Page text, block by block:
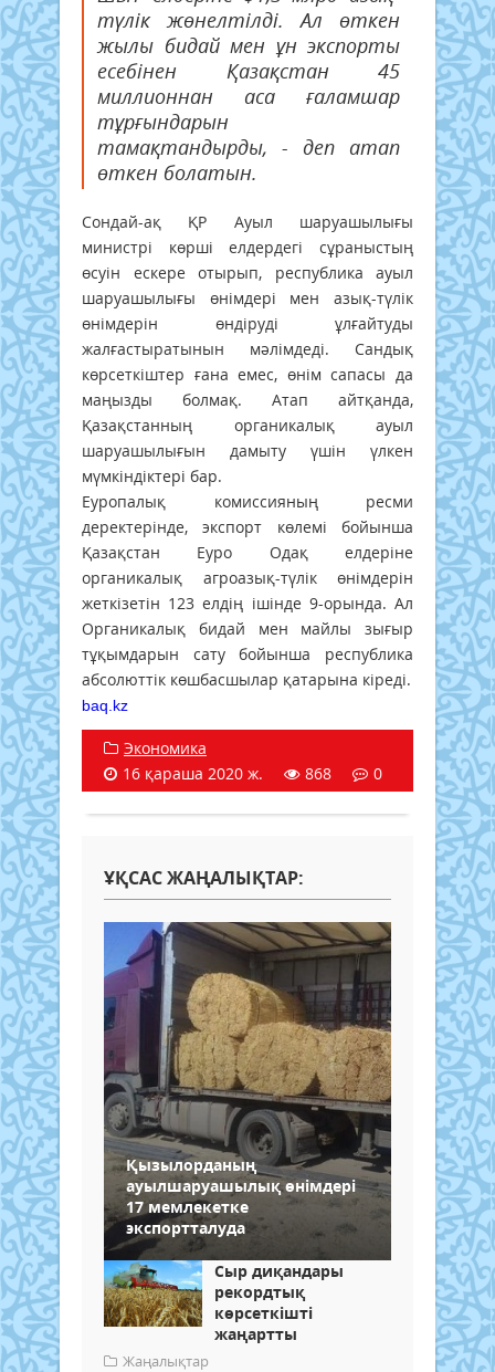
түлік жөнелтілді. Ал өткен
жылы бидай мен ұн экспорты
есебінен Қазақстан 45
миллионнан аса ғаламшар
тұрғындарын
тамақтандырды, - деп атап
өткен болатын.
Сондай-ақ ҚР Ауыл шаруашылығы
министрі көрші елдердегі сұраныстың
өсуін ескере отырып, республика ауыл
шаруашылығы өнімдері мен азық-түлік
өнімдерін өндіруді ұлғайтуды
жалғастыратынын мәлімдеді. Сандық
көрсеткіштер ғана емес, өнім сапасы да
маңызды болмақ. Атап айтқанда,
Қазақстанның органикалық ауыл
шаруашылығын дамыту үшін үлкен
мүмкіндіктері бар.
Еуропалық комиссияның ресми
деректерінде, экспорт көлемі бойынша
Қазақстан Еуро Одақ елдеріне
органикалық агроазық-түлік өнімдерін
жеткізетін 123 елдің ішінде 9-орында. Ал
Органикалық бидай мен майлы зығыр
тұқымдарын сату бойынша республика
абсолюттік көшбасшылар қатарына кіреді.
baq.kz
Экономика
16 қараша 2020 ж.
868 0
ҰҚСАС ЖАҢАЛЫҚТАР:
Қызылорданың
ауылшаруашылық өнімдері
17 мемлекетке
экспортталуда
Сыр диқандары
рекордтық
көрсеткішті
жаңартты
Жаңалықтар